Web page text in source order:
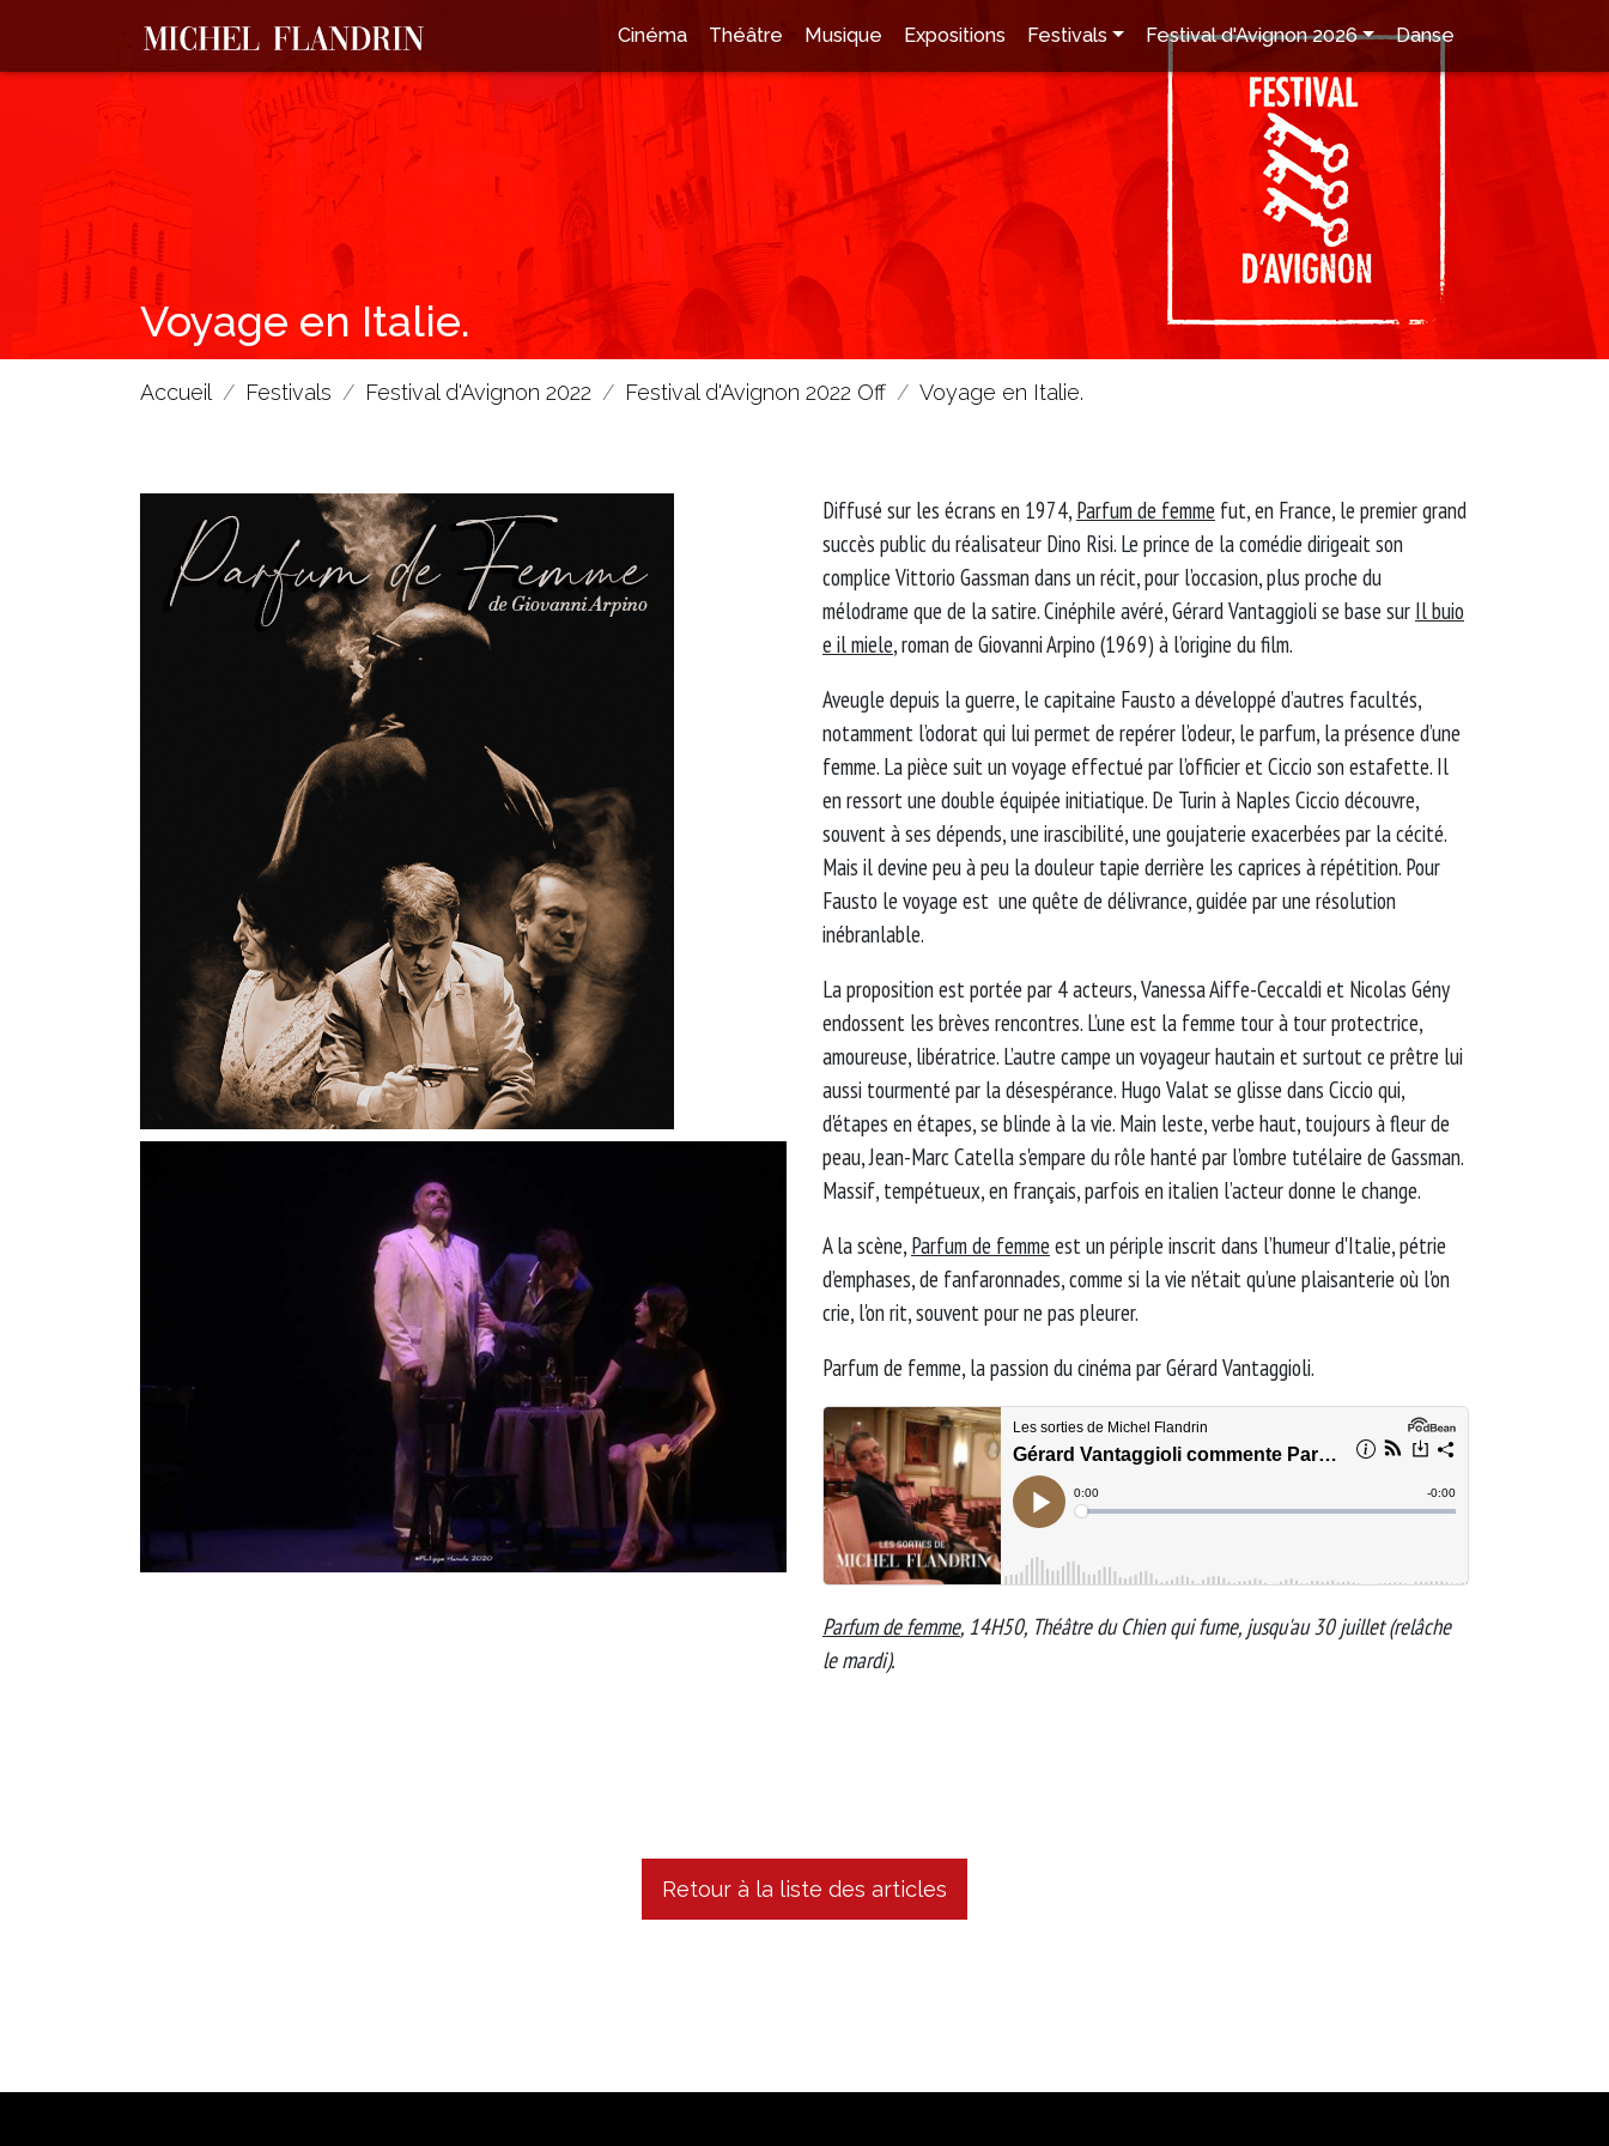
Cinéma Théâtre Musique Expositions Festivals Festival d'Avignon 2026 Danse
Voyage en Italie.
Accueil Festivals Festival d'Avignon 2022 Festival d'Avignon 2022 Off Voyage en Italie.
Diffusé sur les écrans en 1974, Parfum de femme fut, en France, le premier grand
succès public du réalisateur Dino Risi. Le prince de la comédie dirigeait son
complice Vittorio Gassman dans un récit, pour l’occasion, plus proche du
mélodrame que de la satire. Cinéphile avéré, Gérard Vantaggioli se base sur Il buio
e il miele, roman de Giovanni Arpino (1969) à l’origine du film.
Aveugle depuis la guerre, le capitaine Fausto a développé d’autres facultés,
notamment l’odorat qui lui permet de repérer l’odeur, le parfum, la présence d’une
femme. La pièce suit un voyage effectué par l’officier et Ciccio son estafette. Il
en ressort une double équipée initiatique. De Turin à Naples Ciccio découvre,
souvent à ses dépends, une irascibilité, une goujaterie exacerbées par la cécité.
Mais il devine peu à peu la douleur tapie derrière les caprices à répétition. Pour
Fausto le voyage est une quête de délivrance, guidée par une résolution
inébranlable.
La proposition est portée par 4 acteurs, Vanessa Aiffe-Ceccaldi et Nicolas Gény
endossent les brèves rencontres. L’une est la femme tour à tour protectrice,
amoureuse, libératrice. L’autre campe un voyageur hautain et surtout ce prêtre lui
aussi tourmenté par la désespérance. Hugo Valat se glisse dans Ciccio qui,
d'étapes en étapes, se blinde à la vie. Main leste, verbe haut, toujours à fleur de
peau, Jean-Marc Catella s'empare du rôle hanté par l’ombre tutélaire de Gassman.
Massif, tempétueux, en français, parfois en italien l’acteur donne le change.
A la scène, Parfum de femme est un périple inscrit dans l’humeur d'Italie, pétrie
d’emphases, de fanfaronnades, comme si la vie n’était qu’une plaisanterie où l'on
crie, l'on rit, souvent pour ne pas pleurer.
Parfum de femme, la passion du cinéma par Gérard Vantaggioli.
Parfum de femme, 14H50, Théâtre du Chien qui fume, jusqu'au 30 juillet (relâche
le mardi).
Retour à la liste des articles